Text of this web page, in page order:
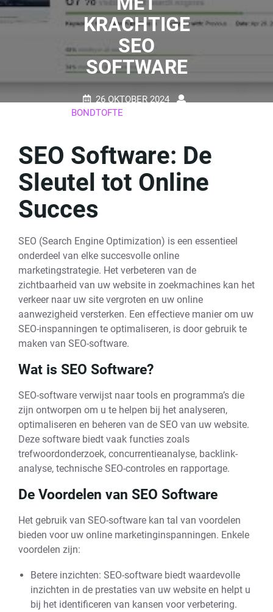
KRACHTIGE
SEO
SOFTWARE
26 OKTOBER 2024
BONDTOFTE
SEO Software: De
Sleutel tot Online
Succes
SEO (Search Engine Optimization) is een essentieel
onderdeel van elke succesvolle online
marketingstrategie. Het verbeteren van de
zichtbaarheid van uw website in zoekmachines kan het
verkeer naar uw site vergroten en uw online
aanwezigheid versterken. Een effectieve manier om uw
SEO-inspanningen te optimaliseren, is door gebruik te
maken van SEO-software.
Wat is SEO Software?
SEO-software verwijst naar tools en programma’s die
zijn ontworpen om u te helpen bij het analyseren,
optimaliseren en beheren van de SEO van uw website.
Deze software biedt vaak functies zoals
trefwoordonderzoek, concurrentieanalyse, backlink-
analyse, technische SEO-controles en rapportage.
De Voordelen van SEO Software
Het gebruik van SEO-software kan tal van voordelen
bieden voor uw online marketinginspanningen. Enkele
voordelen zijn:
Betere inzichten: SEO-software biedt waardevolle
inzichten in de prestaties van uw website en helpt u
bij het identificeren van kansen voor verbetering.